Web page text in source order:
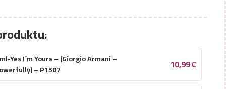
Yes I´m Yours – (Giorgio Armani –
– P1507
10,99€